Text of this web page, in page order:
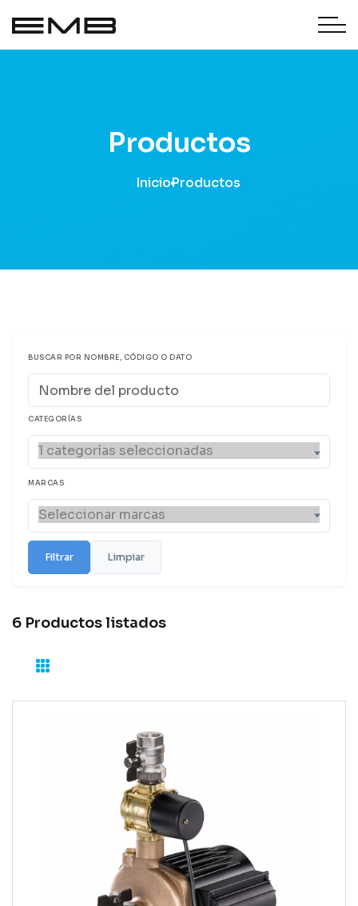
Productos
InicioProductos
BUSCAR POR NOMBRE, CÓDIGO O DATO
CATEGORÍAS
MARCAS
Filtrar Limpiar
6 Productos listados